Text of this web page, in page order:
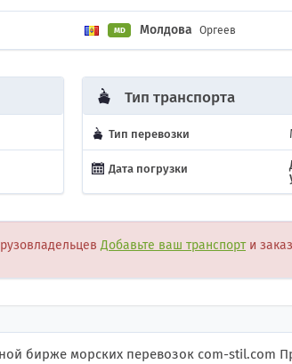
MD Молдова Оргеев
Тип транспорта
Тип перевозки
Дата погрузки
Добавьте ваш транспорти
бирже морских перевозок com-stil.com